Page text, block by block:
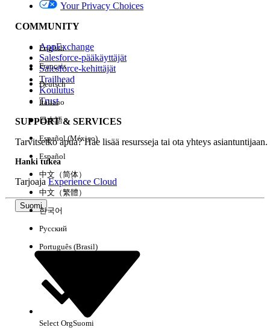
Edition
Kokemus
Tyhjennä kaikki Valmis
Your Privacy Choices
COMMUNITY
AppExchange
Salesforce-pääkäyttäjät
Salesforce-kehittäjät
Trailhead
Koulutus
Trust
SUPPORT & SERVICES
Tarvitsetko apua? Hae lisää resursseja tai ota yhteys asiantuntijaan.
Hanki tukea
TarjoajaExperience Cloud
Suomi
English
Français
Deutsch
Italiano
日本語
Español (México)
Español
中文（简体）
中文（繁體）
한국어
Русский
Português (Brasil)
Select OrgSuomi